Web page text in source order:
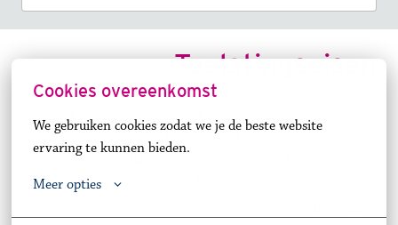
Cookies overeenkomst
We gebruiken cookies zodat we je de beste website
ervaring te kunnen bieden.
Meer opties
Toelatingseisen
In de sollicitatieprocedure maak je een digitale test en krijg je
een persoonlijk gesprek, waarin ook jij de ruimte krijgt om
opleiding ben je sowieso in het bezit van één van de juiste